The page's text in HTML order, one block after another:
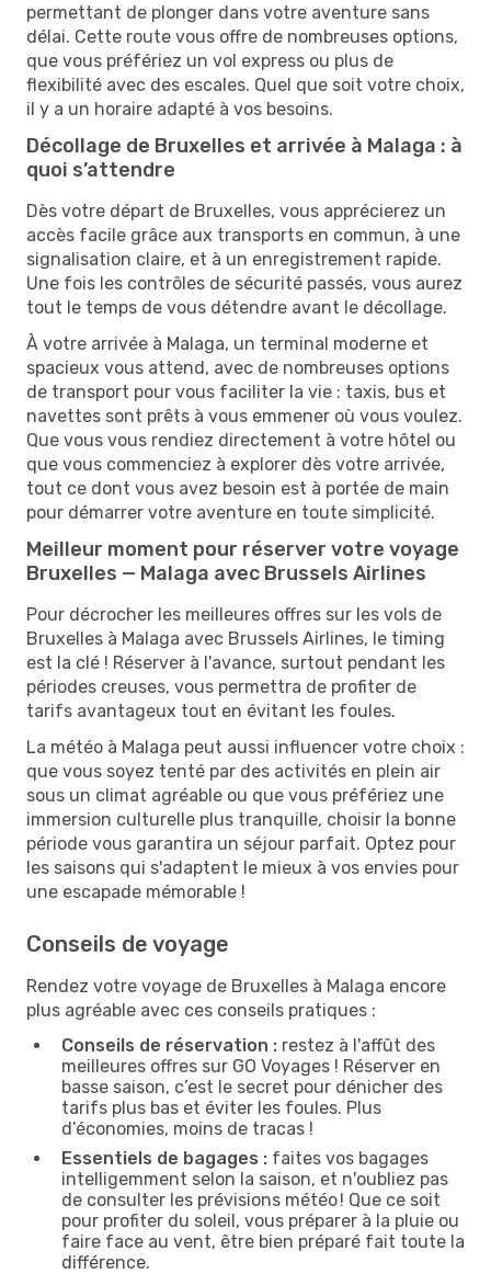
permettant de plonger dans votre aventure sans
délai. Cette route vous offre de nombreuses options,
que vous préfériez un vol express ou plus de
flexibilité avec des escales. Quel que soit votre choix,
il y a un horaire adapté à vos besoins.
Décollage de Bruxelles et arrivée à Malaga : à
quoi s’attendre
Dès votre départ de Bruxelles, vous apprécierez un
accès facile grâce aux transports en commun, à une
signalisation claire, et à un enregistrement rapide.
Une fois les contrôles de sécurité passés, vous aurez
tout le temps de vous détendre avant le décollage.
À votre arrivée à Malaga, un terminal moderne et
spacieux vous attend, avec de nombreuses options
de transport pour vous faciliter la vie : taxis, bus et
navettes sont prêts à vous emmener où vous voulez.
Que vous vous rendiez directement à votre hôtel ou
que vous commenciez à explorer dès votre arrivée,
tout ce dont vous avez besoin est à portée de main
pour démarrer votre aventure en toute simplicité.
Meilleur moment pour réserver votre voyage
Bruxelles — Malaga avec Brussels Airlines
Pour décrocher les meilleures offres sur les vols de
Bruxelles à Malaga avec Brussels Airlines, le timing
est la clé ! Réserver à l'avance, surtout pendant les
périodes creuses, vous permettra de profiter de
tarifs avantageux tout en évitant les foules.
La météo à Malaga peut aussi influencer votre choix :
que vous soyez tenté par des activités en plein air
sous un climat agréable ou que vous préfériez une
immersion culturelle plus tranquille, choisir la bonne
période vous garantira un séjour parfait. Optez pour
les saisons qui s'adaptent le mieux à vos envies pour
une escapade mémorable !
Conseils de voyage
Rendez votre voyage de Bruxelles à Malaga encore
plus agréable avec ces conseils pratiques :
Conseils de réservation : restez à l'affût des
meilleures offres sur GO Voyages ! Réserver en
basse saison, c’est le secret pour dénicher des
tarifs plus bas et éviter les foules. Plus
d’économies, moins de tracas !
Essentiels de bagages : faites vos bagages
intelligemment selon la saison, et n'oubliez pas
de consulter les prévisions météo ! Que ce soit
pour profiter du soleil, vous préparer à la pluie ou
faire face au vent, être bien préparé fait toute la
différence.